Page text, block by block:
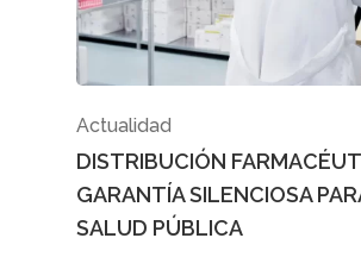
Actualidad
DISTRIBUCIÓN
GARANTÍA SILENCIOSA
SALUD PÚBLICA